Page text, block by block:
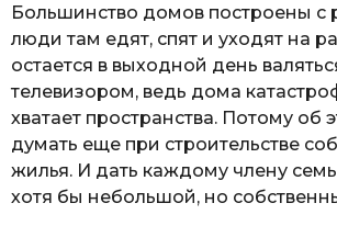
Большинство домов построены с
люди там едят, спят и уходят на
остается в выходной день
телевизором, ведь дома
хватает пространства. Потому об
думать еще при строительстве
жилья. И дать каждому члену
хотя бы небольшой, но